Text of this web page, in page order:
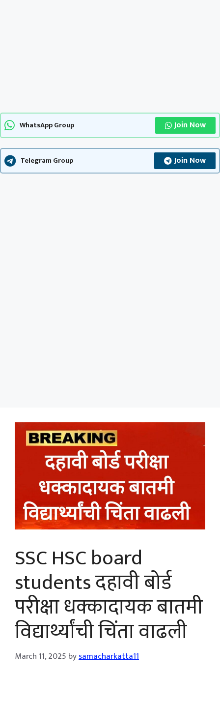
WhatsApp Group Join Now
Telegram Group Join Now
SSC HSC board
students दहावी बोर्ड
परीक्षा धक्कादायक बातमी
विद्यार्थ्यांची चिंता वाढली
March 11, 2025 bysamacharkatta11